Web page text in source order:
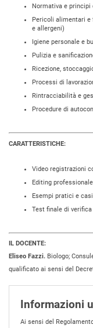
Normativa e principi
Pericoli alimentari e
e allergeni)
Igiene personale e
Pulizia e
Ricezione,
Processi di
Rintracciabilità e
Procedure di
CARATTERISTICHE:
Video registrazioni
Editing
Esempi pratici e
Test finale di verifica
IL DOCENTE:
Eliseo Fazzi. Biologo;
qualificato ai sensi del
Informazioni
Ai sensi del